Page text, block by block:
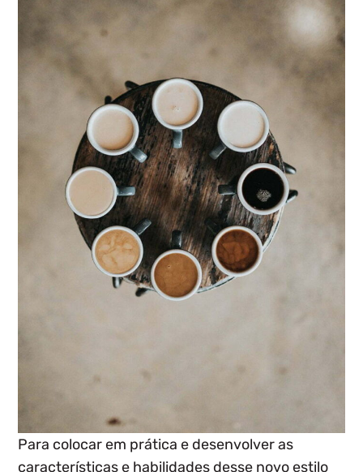
Para colocar em prática e desenvolver as
características e habilidades desse novo estilo